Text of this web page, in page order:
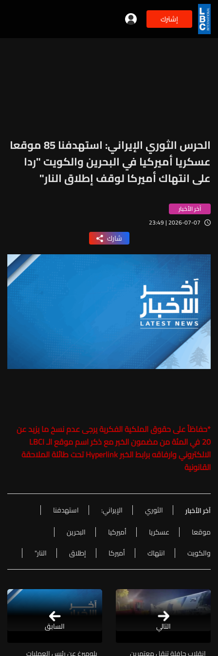
إشترك
الحرس الثوري الإيراني: استهدفنا 85 موقعا
عسكريا أميركيا في البحرين والكويت "ردا
على انتهاك أميركا لوقف إطلاق النار"
آخر الأخبار
2026-07-07 | 23:49
شارك
*حفاظاً على حقوق الملكية الفكرية يرجى عدم نسخ ما يزيد عن
20 في المئة من مضمون الخبر مع ذكر اسم موقع الـ LBCI
الالكتروني وارفاقه برابط الخبر Hyperlink تحت طائلة الملاحقة
القانونية
آخر الأخبار الثوري الإيراني:
استهدفنا
موقعا
عسكريا أميركيا
البحرين
والكويت
انتهاك أميركا إطلاق النار"
التالي السابق